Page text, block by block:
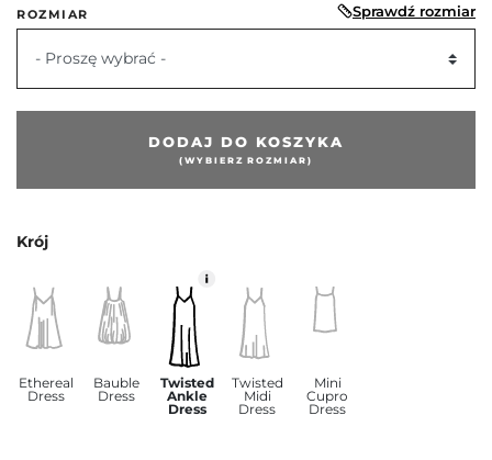
ROZMIAR Sprawdź rozmiar
- Proszę wybrać -
DODAJ DO KOSZYKA
(WYBIERZ ROZMIAR)
Krój
Ethereal
Dress
Bauble
Dress
Twisted
Ankle
Dress
Twisted
Midi
Dress
Mini
Cupro
Dress